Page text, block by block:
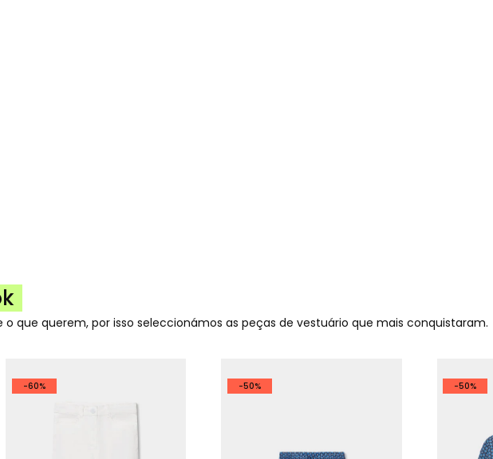
que querem, por isso seleccionámos as peças de vestuário que mais conquistaram.
-60% -50% -50%